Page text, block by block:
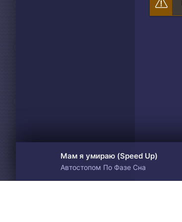
Мам я умираю (Speed Up)
Автостопом По Фазе Сна